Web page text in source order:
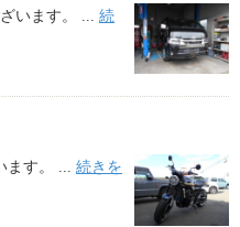
います。 ... 続
ます。 ... 続きを